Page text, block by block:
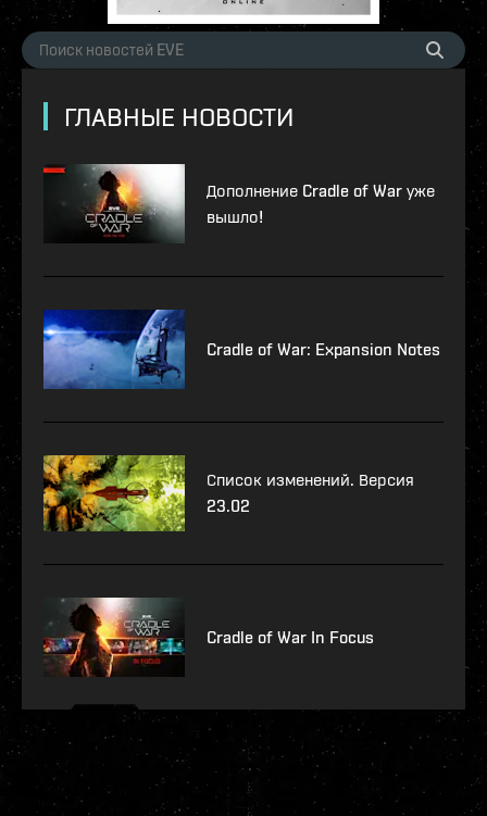
ГЛАВНЫЕ НОВОСТИ
Дополнение Cradle of War уже
вышло!
Cradle of War: Expansion Notes
Список изменений. Версия
23.02
Cradle of War In Focus